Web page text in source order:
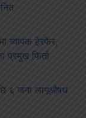
व्यापक हेरफेर,
प्रमुख फिर्ता
६ जना लागूऔषध